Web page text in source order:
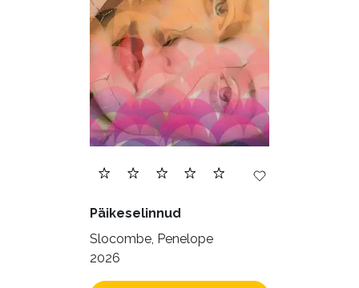
Päikeselinnud
Slocombe, Penelope
2026